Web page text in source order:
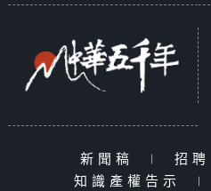
新聞稿 | 招聘
知識產權告示
|